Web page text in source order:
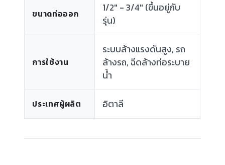
ขนาดท่อออก
1/2" - 3/4" (ขึ้นอยู่กับ
รุ่น)
การใช้งาน
ระบบล้างแรงดันสูง, รถ
ล้างรถ, ฉีดล้างท่อระบาย
น้ำ
ประเทศผู้ผลิต อิตาลี